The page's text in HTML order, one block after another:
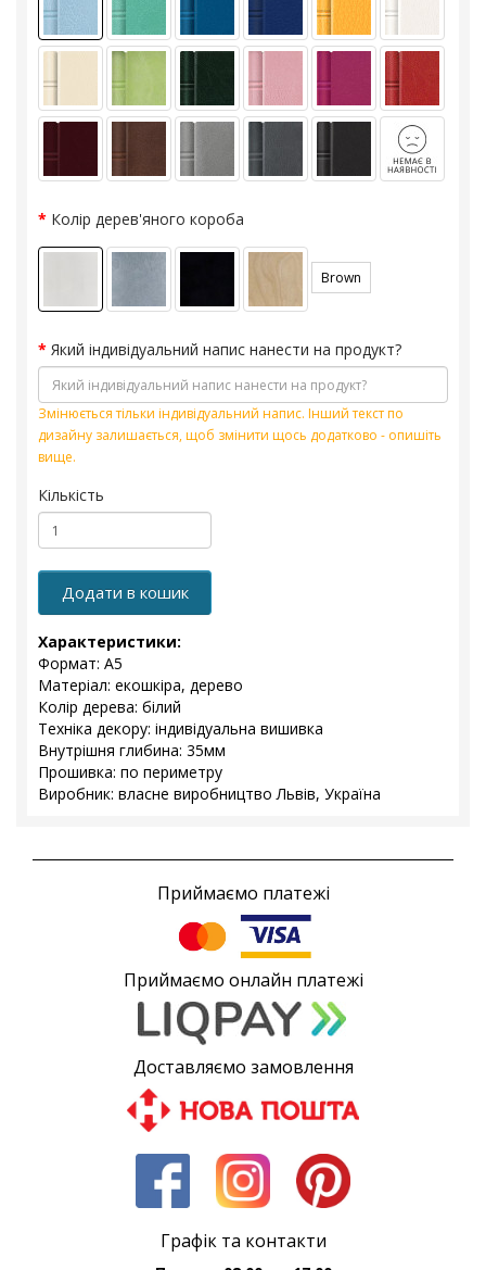
Колір дерев'яного короба
Brown
Який індивідуальний напис нанести на продукт?
Змінюється тільки індивідуальний напис. Інший текст по
дизайну залишається, щоб змінити щось додатково - опишіть
вище.
Кількість
Додати в кошик
Характеристики:
Формат: А5
Матеріал: екошкіра, дерево
Колір дерева: білий
Техніка декору: індивідуальна вишивка
Внутрішня глибина: 35мм
Прошивка: по периметру
Виробник: власне виробництво Львів, Україна
Приймаємо платежі
Приймаємо онлайн платежі
Доставляємо замовлення
Графік та контакти